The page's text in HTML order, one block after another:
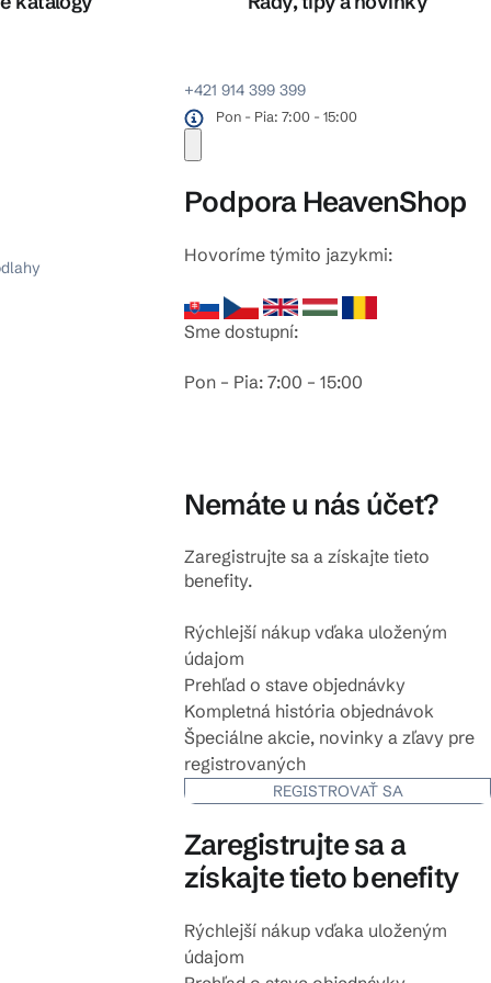
+421 914 399 399
Pon - Pia: 7:00 - 15:00
Podpora HeavenShop
Hovoríme týmito jazykmi:
Sme dostupní:
Pon – Pia: 7:00 – 15:00
Nemáte u nás účet?
Zaregistrujte sa a získajte tieto
benefity.
Rýchlejší nákup vďaka uloženým
údajom
Prehľad o stave objednávky
Kompletná história objednávok
Špeciálne akcie, novinky a zľavy pre
registrovaných
REGISTROVAŤ SA
Zaregistrujte sa a
získajte tieto benefity
Rýchlejší nákup vďaka uloženým
údajom